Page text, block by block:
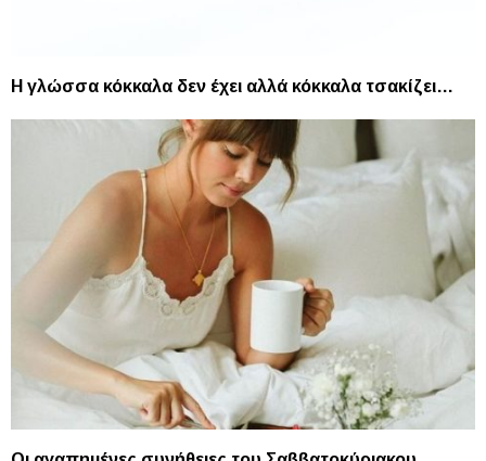
Η γλώσσα κόκκαλα δεν έχει αλλά κόκκαλα τσακίζει…